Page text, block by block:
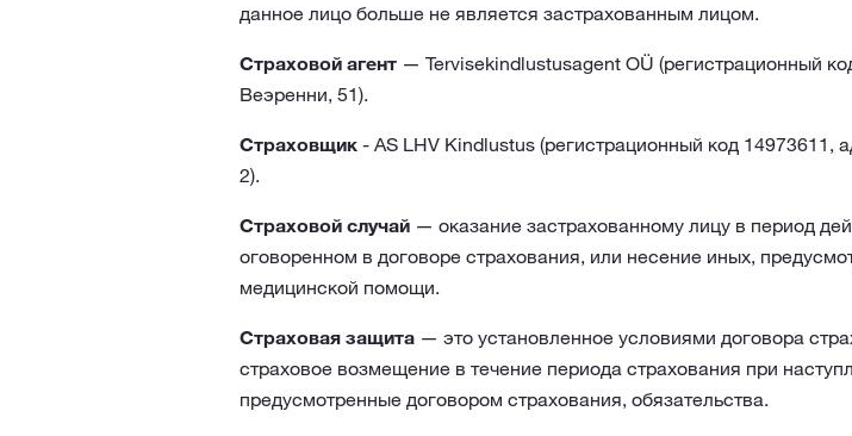
данное лицо больше не является застрахованным лицом.
Страховой агент— Tervisekindlustusagent OÜ (регистрационный
Веэренни, 51).
Страховщик- AS LHV Kindlustus (регистрационный код 14973611,
2).
Страховой случай— оказание застрахованному лицу в период
оговоренном в договоре страхования, или несение иных,
медицинской помощи.
Страховая защита— это установленное условиями договора
страховое возмещение в течение периода страхования при
предусмотренные договором страхования, обязательства.